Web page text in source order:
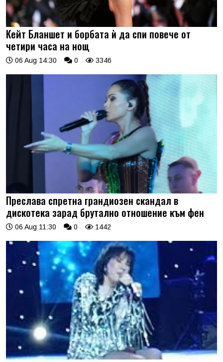
Кейт Бланшет и борбата ѝ да спи повече от
четири часа на нощ
06 Aug 14:30 0 3346
Преслава спретна грандиозен скандал в
дискотека зарад брутално отношение към фен
06 Aug 11:30 0 1442